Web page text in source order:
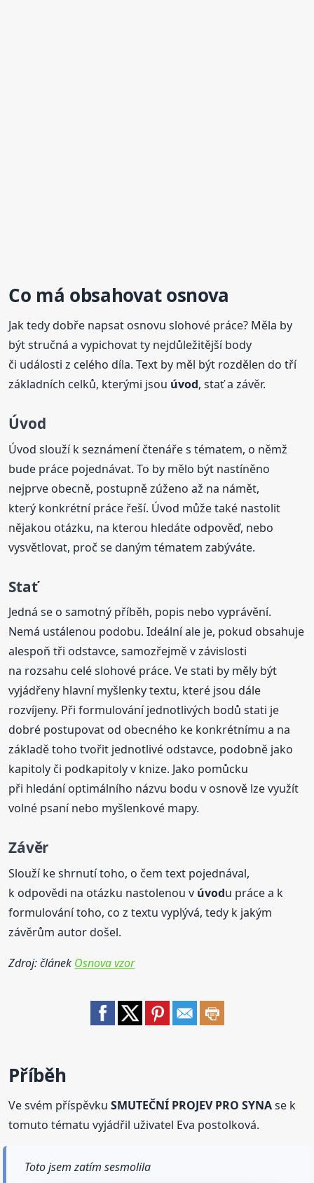
Co má obsahovat osnova
Jak tedy dobře napsat osnovu slohové práce? Měla by
být stručná a vypichovat ty nejdůležitější body
či události z celého díla. Text by měl být rozdělen do tří
základních celků, kterými jsou úvod, stať a závěr.
Úvod
Úvod slouží k seznámení čtenáře s tématem, o němž
bude práce pojednávat. To by mělo být nastíněno
nejprve obecně, postupně zúženo až na námět,
který konkrétní práce řeší. Úvod může také nastolit
nějakou otázku, na kterou hledáte odpověď, nebo
vysvětlovat, proč se daným tématem zabýváte.
Stať
Jedná se o samotný příběh, popis nebo vyprávění.
Nemá ustálenou podobu. Ideální ale je, pokud obsahuje
alespoň tři odstavce, samozřejmě v závislosti
na rozsahu celé slohové práce. Ve stati by měly být
vyjádřeny hlavní myšlenky textu, které jsou dále
rozvíjeny. Při formulování jednotlivých bodů stati je
dobré postupovat od obecného ke konkrétnímu a na
základě toho tvořit jednotlivé odstavce, podobně jako
kapitoly či podkapitoly v knize. Jako pomůcku
při hledání optimálního názvu bodu v osnově lze využít
volné psaní nebo myšlenkové mapy.
Závěr
Slouží ke shrnutí toho, o čem text pojednával,
k odpovědi na otázku nastolenou v úvodu práce a k
formulování toho, co z textu vyplývá, tedy k jakým
závěrům autor došel.
Zdroj: článek Osnova vzor
Příběh
Ve svém příspěvkuSMUTEČNÍ PROJEV PRO SYNAse k
tomuto tématu vyjádřil uživatel Eva postolková.
Toto jsem zatím sesmolila